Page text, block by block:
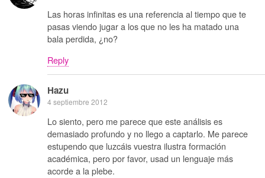
Las horas infinitas es una referencia al tiempo que te
pasas viendo jugar a los que no les ha matado una
bala perdida, ¿no?
Reply
Hazu
4 septiembre 2012
Lo siento, pero me parece que este análisis es
demasiado profundo y no llego a captarlo. Me parece
estupendo que luzcáis vuestra ilustra formación
académica, pero por favor, usad un lenguaje más
acorde a la plebe.